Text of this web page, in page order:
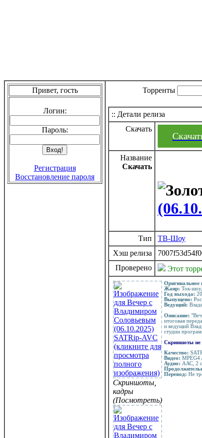
Привет, гость
Логин:
Пароль:
Регистрация
Восстановление пароля
Торренты
:: Детали релиза
Скачать
Название
Скачать
Тип
ТВ-Шоу
Хэш релиза
Проверено
Этот
Скриншоты,
кадры
(Посмотреть)
Оригинальное
Жанр: Ток-
Год выхода:
Выпущено:
Ведущий:
Описание:
итоговая
и ведущий
студии
Скриншоты не
Качество:
Видео: MPEG4
Аудио: ААС, 2
Перевод: Не